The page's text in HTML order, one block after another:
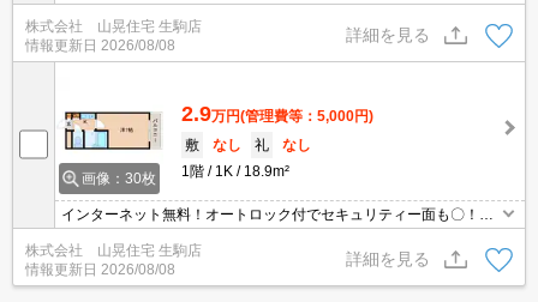
生駒駅徒歩10分！オートロック付１Kタイプ。近隣、コンビニや飲
食店なども多くとっても生活しやすいです(^^)初めてのお一人暮ら
しのお考えのお客様にもおススメです☆宅配ＢＯＸあり。インター
ネット無料！
株式会社 山晃住宅 生駒店
情報更新日 2026/08/08
詳細を見る
画像：30枚
2.9万円(管理費等：5,000円)
敷
なし 礼
なし
1階
1K 18.9m²
インターネット無料！オートロック付でセキュリティー面も〇！東
生駒駅徒歩10分！オートロック付１Kタイプ。近隣、コンビニや飲
食店なども多くとっても生活しやすいです(^^)初めてのお一人暮ら
しのお考えのお客様にもおススメです☆宅配ＢＯＸあり。インター
ネット無料！
株式会社 山晃住宅 生駒店
情報更新日 2026/08/08
詳細を見る